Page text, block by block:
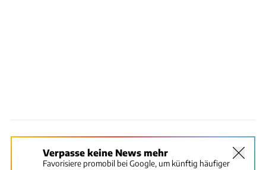
Verpasse keine News mehr
Favorisiere promobil bei Google, um künftig häufiger